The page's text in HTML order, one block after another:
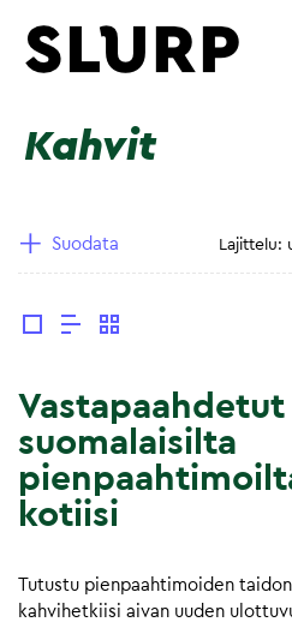
Kahvit
Suodata
suomalaisilta
kotiisi
Tutustu pienpaahtimoiden
kahvihetkiisi aivan uuden